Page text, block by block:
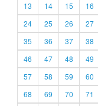
13
14 15 16
24
25 26 27
35
36 37 38
46
47 48 49
57
58 59 60
68
69 70 71